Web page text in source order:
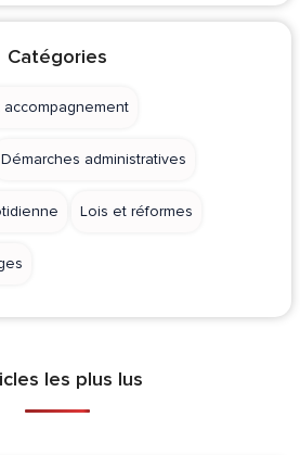
Catégories
Démarches administratives
Lois et réformes
les plus lus